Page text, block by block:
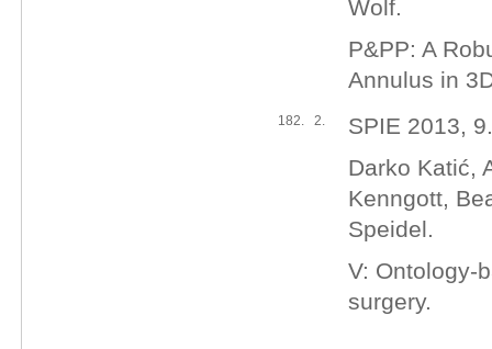
Wolf.
P&PP: A
Annulus in
182. 2.
SPIE 2013,
Darko Katić,
Kenngott,
Speidel.
V: Ontology-
surgery.